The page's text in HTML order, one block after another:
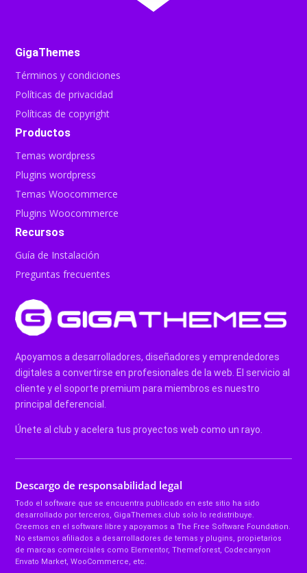
GigaThemes
Términos y condiciones
Políticas de privacidad
Políticas de copyright
Productos
Temas wordpress
Plugins wordpress
Temas Woocommerce
Plugins Woocommerce
Recursos
Guía de Instalación
Preguntas frecuentes
Apoyamos a desarrolladores, diseñadores y emprendedores
digitales a convertirse en profesionales de la web. El servicio al
cliente y el soporte premium para miembros es nuestro
principal deferencial.
Únete al club y acelera tus proyectos web como un rayo.
Descargo de responsabilidad legal
Todo el software que se encuentra publicado en este sitio ha sido
desarrollado por terceros, GigaThemes.club solo lo redistribuye.
Creemos en el software libre y apoyamos a The Free Software Foundation.
No estamos afiliados a desarrolladores de temas y plugins, propietarios
de marcas comerciales como Elementor, Themeforest, Codecanyon
Envato Market, WooCommerce, etc.